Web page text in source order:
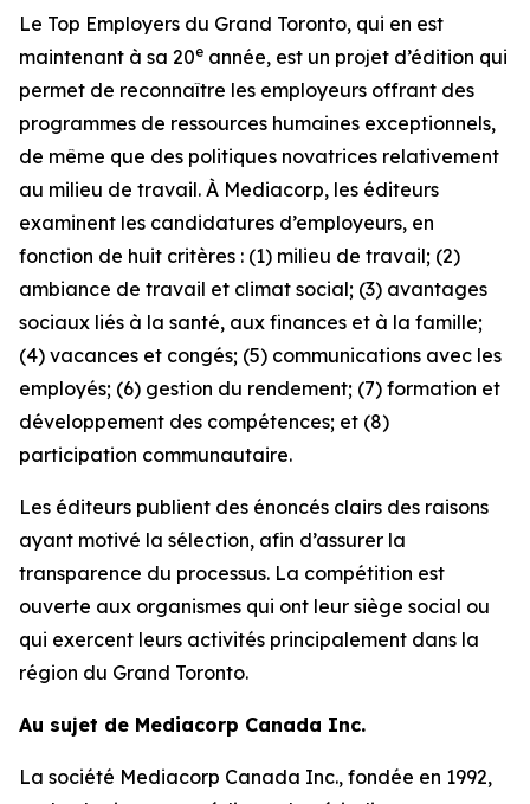
Le Top Employers du Grand Toronto, qui en est
maintenant à sa 20e année, est un projet d’édition qui
permet de reconnaître les employeurs offrant des
programmes de ressources humaines exceptionnels,
de même que des politiques novatrices relativement
au milieu de travail. À Mediacorp, les éditeurs
examinent les candidatures d’employeurs, en
fonction de huit critères : (1) milieu de travail; (2)
ambiance de travail et climat social; (3) avantages
sociaux liés à la santé, aux finances et à la famille;
(4) vacances et congés; (5) communications avec les
employés; (6) gestion du rendement; (7) formation et
développement des compétences; et (8)
participation communautaire.
Les éditeurs publient des énoncés clairs des raisons
ayant motivé la sélection, afin d’assurer la
transparence du processus. La compétition est
ouverte aux organismes qui ont leur siège social ou
qui exercent leurs activités principalement dans la
région du Grand Toronto.
Au sujet de Mediacorp Canada Inc.
La société Mediacorp Canada Inc., fondée en 1992,